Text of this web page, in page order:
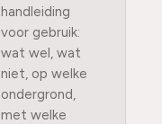
handleiding
voor gebruik:
wat wel, wat
niet, op welke
ondergrond,
met welke